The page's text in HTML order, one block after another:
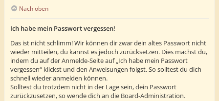
Nach oben
Ich habe mein Passwort vergessen!
Das ist nicht schlimm! Wir können dir zwar dein altes Passwort nicht
wieder mitteilen, du kannst es jedoch zurücksetzen. Dies machst du,
indem du auf der Anmelde-Seite auf „Ich habe mein Passwort
vergessen“ klickst und den Anweisungen folgst. So solltest du dich
schnell wieder anmelden können.
Solltest du trotzdem nicht in der Lage sein, dein Passwort
zurückzusetzen, so wende dich an die Board-Administration.